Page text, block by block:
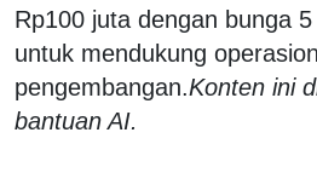
Rp100 juta dengan bunga
untuk mendukung
pengembangan.Konten ini
bantuan AI.